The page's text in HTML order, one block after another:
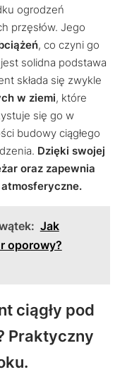
ogrodzeń
przęsłów. Jego
, co czyni go
solidna podstawa
składa się zwykle
w ziemi, które
się go w
budowy ciągłego
Dzięki swojej
oraz zapewnia
Jak
oporowy?
ciągły pod
Praktyczny